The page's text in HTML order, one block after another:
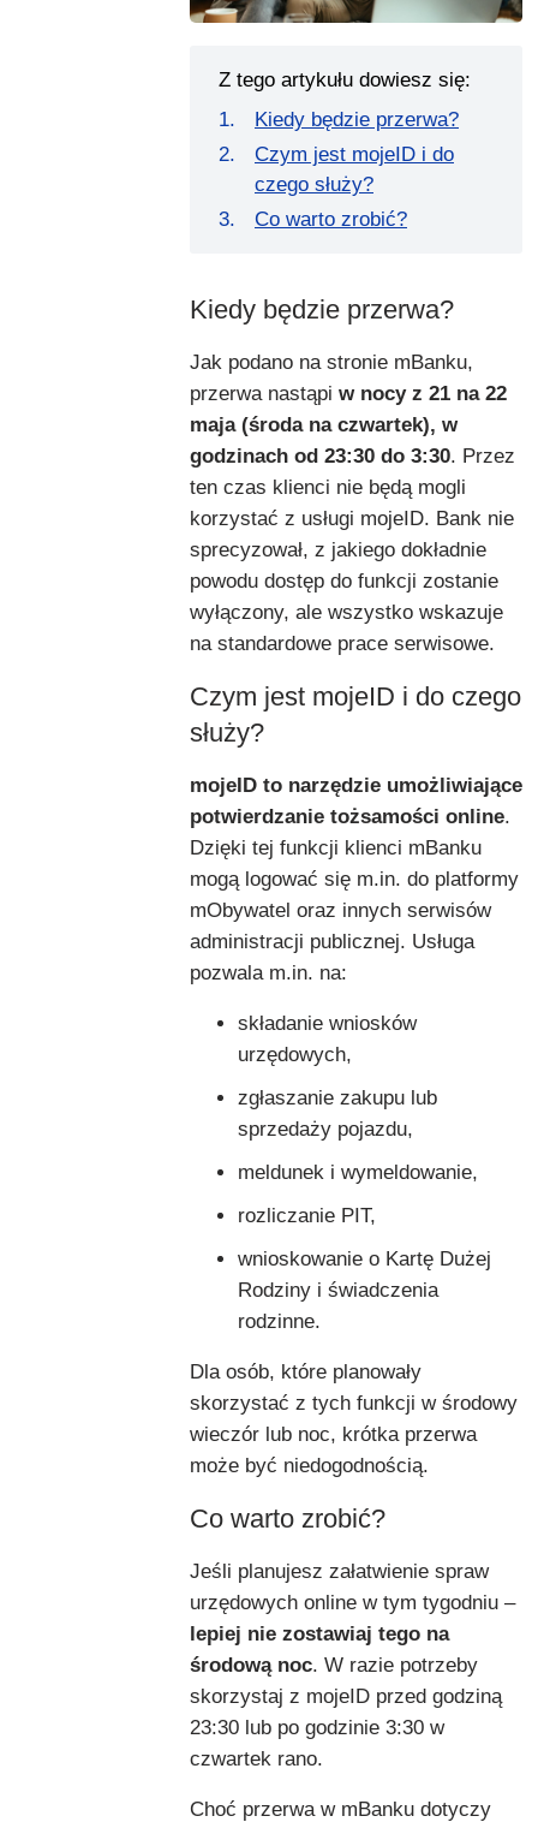
Z tego artykułu dowiesz się:
Kiedy będzie przerwa?
Czym jest mojeID i do
czego służy?
Co warto zrobić?
Kiedy będzie przerwa?
Jak podano na stronie mBanku,
przerwa nastąpi w nocy z 21 na 22
maja (środa na czwartek), w
godzinach od 23:30 do 3:30. Przez
ten czas klienci nie będą mogli
korzystać z usługi mojeID. Bank nie
sprecyzował, z jakiego dokładnie
powodu dostęp do funkcji zostanie
wyłączony, ale wszystko wskazuje
na standardowe prace serwisowe.
Czym jest mojeID i do czego
służy?
mojeID to narzędzie umożliwiające
potwierdzanie tożsamości online.
Dzięki tej funkcji klienci mBanku
mogą logować się m.in. do platformy
mObywatel oraz innych serwisów
administracji publicznej. Usługa
pozwala m.in. na:
składanie wniosków
urzędowych,
zgłaszanie zakupu lub
sprzedaży pojazdu,
meldunek i wymeldowanie,
rozliczanie PIT,
wnioskowanie o Kartę Dużej
Rodziny i świadczenia
rodzinne.
Dla osób, które planowały
skorzystać z tych funkcji w środowy
wieczór lub noc, krótka przerwa
może być niedogodnością.
Co warto zrobić?
Jeśli planujesz załatwienie spraw
urzędowych online w tym tygodniu –
lepiej nie zostawiaj tego na
środową noc. W razie potrzeby
skorzystaj z mojeID przed godziną
23:30 lub po godzinie 3:30 w
czwartek rano.
Choć przerwa w mBanku dotyczy